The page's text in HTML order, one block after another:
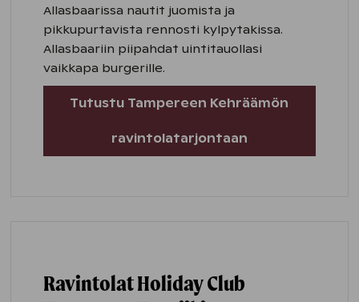
Allasbaarissa nautit juomista ja
pikkupurtavista rennosti kylpytakissa.
Allasbaariin piipahdat uintitauollasi
vaikkapa burgerille.
Tutustu Tampereen Kehräämön
ravintolatarjontaan
Ravintolat Holiday Club